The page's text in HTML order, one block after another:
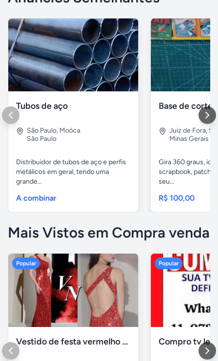
Tubos de aço
São Paulo, Moóca
São Paulo
Distribuidor de tubos de aço e perfis
metálicos em geral, tendo uma
grande...
A combinar
Juiz de Fora,
Minas Gerais
Gira 360 graus,
scrapbook,
seu...
R$ 100,00
Mais Vistos em Compra venda
Popular
Vestido de festa vermelho com brilho e pedraria
Popular
Compro tv